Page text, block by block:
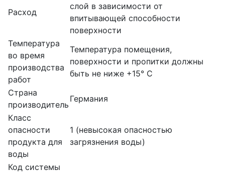
Расход
слой в зависимости от
впитывающей способности
поверхности
Температура
во время
производства
работ
Температура помещения,
поверхности и пропитки должны
быть не ниже +15° С
Страна
производитель
Германия
Класс
опасности
продукта для
воды
1 (невысокая опасностью
загрязнения воды)
Код системы